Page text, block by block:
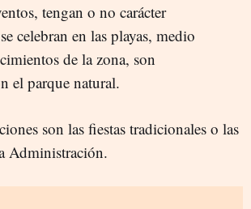
tengan o no carácter
celebran en las playas, medio
de la zona, son
el parque natural.
son las fiestas tradicionales o las
Administración.